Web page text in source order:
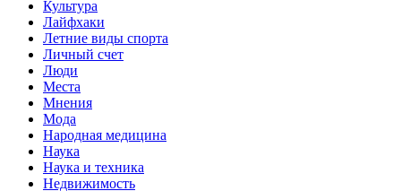
Культура
Лайфхаки
Летние виды спорта
Личный счет
Люди
Места
Мнения
Мода
Народная медицина
Наука
Наука и техника
Недвижимость